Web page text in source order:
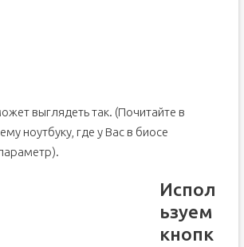
выглядеть так. (Почитайте в
ноутбуку, где у Вас в биосе
Испол
ьзуем
кнопк